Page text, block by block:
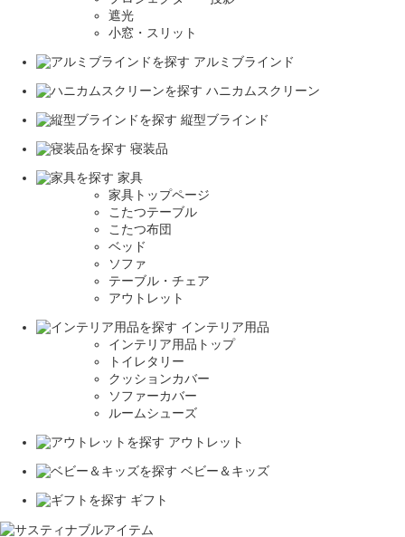
遮光
小窓・スリット
アルミブラインド
ハニカムスクリーン
縦型ブラインド
寝装品
家具
家具トップページ
こたつテーブル
こたつ布団
ベッド
ソファ
テーブル・チェア
アウトレット
インテリア用品
インテリア用品トップ
トイレタリー
クッションカバー
ソファーカバー
ルームシューズ
アウトレット
ベビー＆キッズ
ギフト